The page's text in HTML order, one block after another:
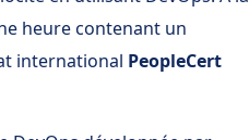
heure contenant un
international PeopleCert